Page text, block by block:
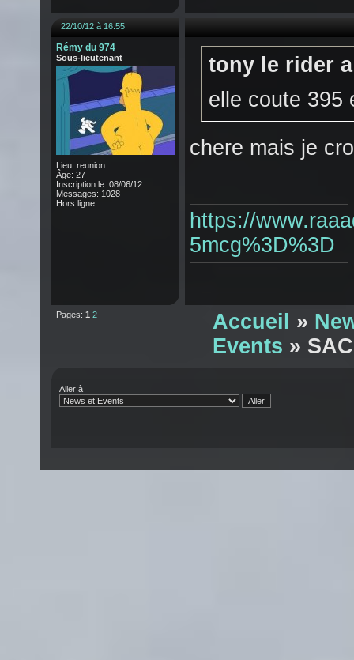
22/10/12 à 16:55
Rémy du 974
Sous-lieutenant
Lieu: reunion
Âge: 27
Inscription le: 08/06/12
Messages: 1028
Hors ligne
tony le rider
elle coute 395
chere mais je
https://
5mcg%3D%3D
Pages: 1 2 Accueil »
Events »
Aller à